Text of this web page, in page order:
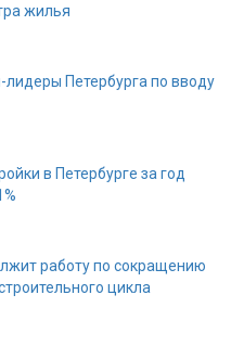
жилья
Петербурга по вводу
в Петербурге за год
работу по сокращению
цикла